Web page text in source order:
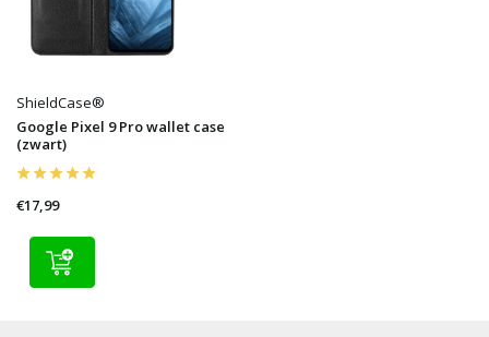
ShieldCase®
Google Pixel 9 Pro wallet case
(zwart)
€17,99